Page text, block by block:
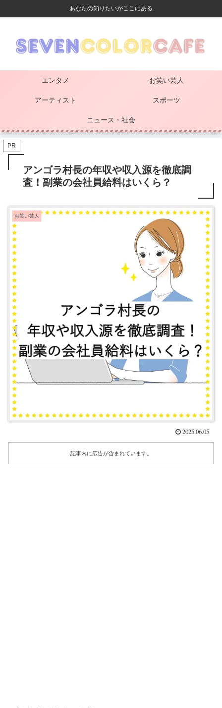
あなたの知りたいがここにある
エンタメ お笑い芸人
アーティスト スポーツ
ニュース・社会
PR
アンゴラ村長の年収や収入源を徹底調
査！副業の会社員給料はいくら？
お笑い芸人
2025.06.05
記事内に広告が含まれています。